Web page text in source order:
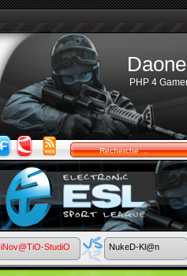
PHP 4
iNov@TiO-StudiO NukeD-Kl@n